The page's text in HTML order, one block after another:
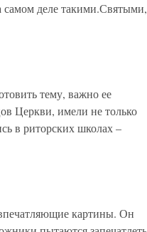
самом деле такими.Святыми,
тему, важно ее
Церкви, имели не только
в риторских школах –
картины. Он